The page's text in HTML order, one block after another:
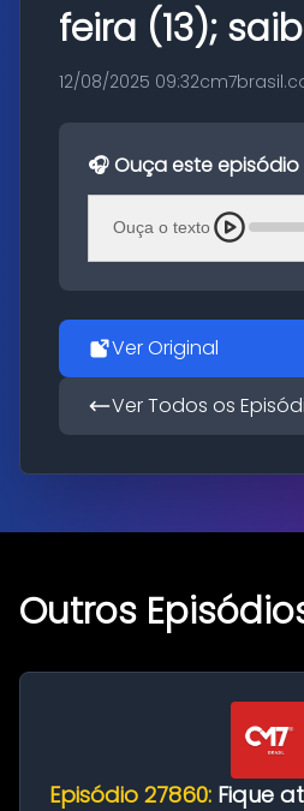
feira (13);
12/08/2025 09:32
🎧 Ouça este episódio
Ouça o texto
Ver Original
Ver Todos os
Outros
Episódio 27860: Fique